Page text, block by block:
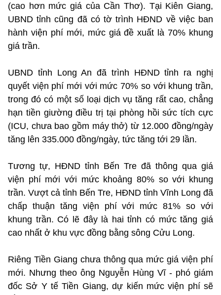
(cao hơn mức giá của Cần Thơ). Tại Kiên Giang,
UBND tỉnh cũng đã có tờ trình HĐND về việc ban
hành viện phí mới, mức giá đề xuất là 70% khung
giá trần.
UBND tỉnh Long An đã trình HĐND tỉnh ra nghị
quyết viện phí mới với mức 70% so với khung trần,
trong đó có một số loại dịch vụ tăng rất cao, chẳng
hạn tiền giường điều trị tại phòng hồi sức tích cực
(ICU, chưa bao gồm máy thở) từ 12.000 đồng/ngày
tăng lên 335.000 đồng/ngày, tức tăng tới 29 lần.
Tương tự, HĐND tỉnh Bến Tre đã thông qua giá
viện phí mới với mức khoảng 80% so với khung
trần. Vượt cả tỉnh Bến Tre, HĐND tỉnh Vĩnh Long đã
chấp thuận tăng viện phí với mức 81% so với
khung trần. Có lẽ đây là hai tỉnh có mức tăng giá
cao nhất ở khu vực đồng bằng sông Cửu Long.
Riêng Tiền Giang chưa thông qua mức giá viện phí
mới. Nhưng theo ông Nguyễn Hùng Vĩ - phó giám
đốc Sở Y tế Tiền Giang, dự kiến mức viện phí sẽ